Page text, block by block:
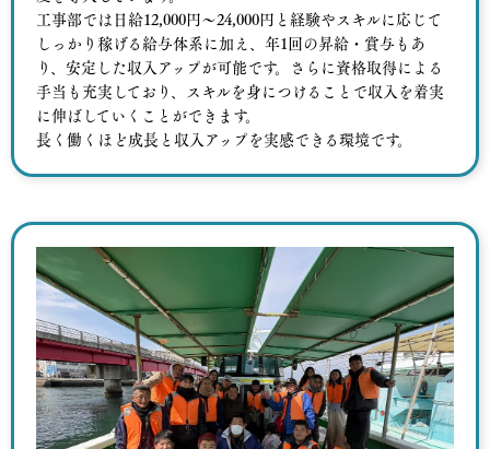
工事部では日給12,000円〜24,000円と経験やスキルに応じて
しっかり稼げる給与体系に加え、年1回の昇給・賞与もあ
り、安定した収入アップが可能です。さらに資格取得による
手当も充実しており、スキルを身につけることで収入を着実
に伸ばしていくことができます。
長く働くほど成長と収入アップを実感できる環境です。